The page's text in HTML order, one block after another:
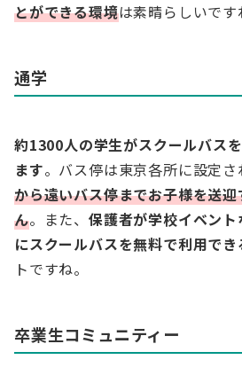
とができる環境は素晴らしいです
通学
約1300人の学生がスクールバス
ます。バス停は東京各所に設定さ
から遠いバス停までお子様を送
ん。また、保護者が学校イベン
にスクールバスを無料で利用でき
トですね。
卒業生コミュニティー